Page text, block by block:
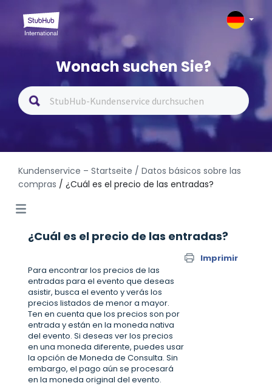
Wonach suchen Sie?
Kundenservice – Startseite / Datos básicos sobre las
compras / ¿Cuál es el precio de las entradas?
¿Cuál es el precio de las entradas?
Imprimir
Para encontrar los precios de las
entradas para el evento que deseas
asistir, busca el evento y verás los
precios listados de menor a mayor.
Ten en cuenta que los precios son por
entrada y están en la moneda nativa
del evento. Si deseas ver los precios
en una moneda diferente, puedes usar
la opción de Moneda de Consulta. Sin
embargo, el pago aún se procesará
en la moneda original del evento.